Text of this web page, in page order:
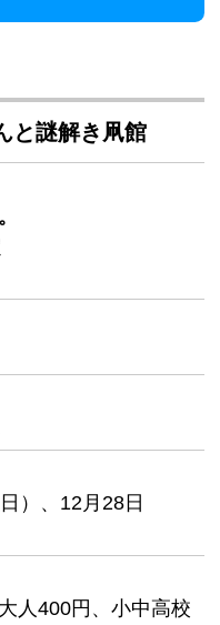
と謎解き凧館
）、12月28日
人400円、小中高校